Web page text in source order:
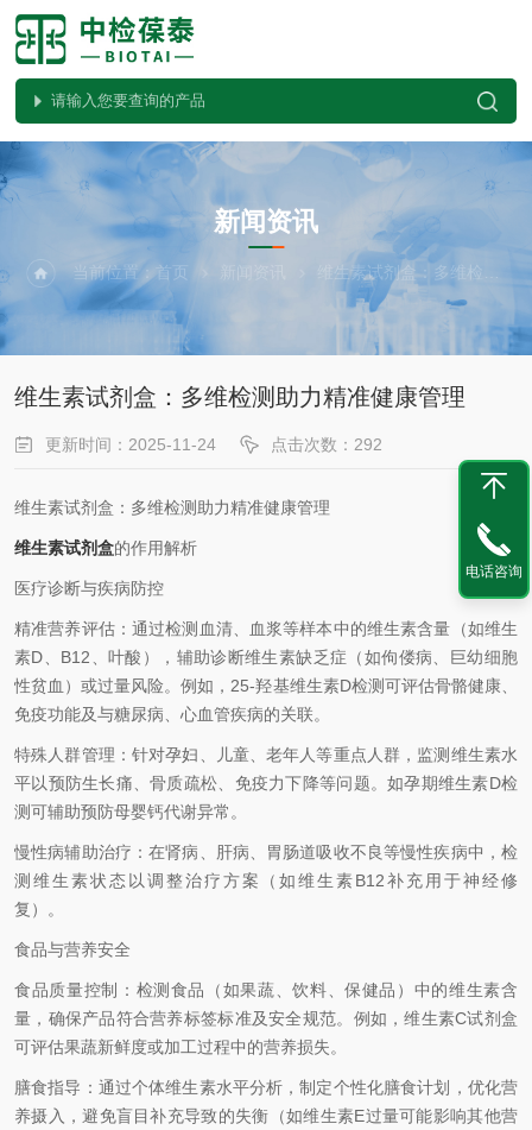
NEWS
新闻资讯
当前位置：首页 新闻资讯 维生素试剂盒：多维检测助力精准健康管理
维生素试剂盒：多维检测助力精准健康管理
更新时间：2025-11-24 点击次数：292
维生素试剂盒：多维检测助力精准健康管理
维生素试剂盒的作用解析
医疗诊断与疾病防控
精准营养评估：通过检测血清、血浆等样本中的维生素含量（如维生
素D、B12、叶酸），辅助诊断维生素缺乏症（如佝偻病、巨幼细胞
性贫血）或过量风险。例如，25-羟基维生素D检测可评估骨骼健康、
免疫功能及与糖尿病、心血管疾病的关联。
特殊人群管理：针对孕妇、儿童、老年人等重点人群，监测维生素水
平以预防生长痛、骨质疏松、免疫力下降等问题。如孕期维生素D检
测可辅助预防母婴钙代谢异常。
慢性病辅助治疗：在肾病、肝病、胃肠道吸收不良等慢性疾病中，检
测维生素状态以调整治疗方案（如维生素B12补充用于神经修
复）。
食品与营养安全
食品质量控制：检测食品（如果蔬、饮料、保健品）中的维生素含
量，确保产品符合营养标签标准及安全规范。例如，维生素C试剂盒
可评估果蔬新鲜度或加工过程中的营养损失。
膳食指导：通过个体维生素水平分析，制定个性化膳食计划，优化营
养摄入，避免盲目补充导致的失衡（如维生素E过量可能影响其他营
电话咨询